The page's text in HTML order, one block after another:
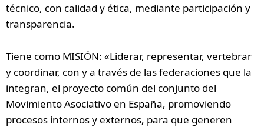
técnico, con calidad y ética, mediante participación y
transparencia.
Tiene como MISIÓN: «Liderar, representar, vertebrar
y coordinar, con y a través de las federaciones que la
integran, el proyecto común del conjunto del
Movimiento Asociativo en España, promoviendo
procesos internos y externos, para que generen